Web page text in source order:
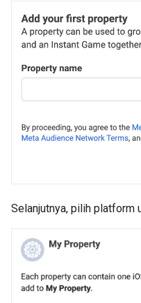
Selanjutnya, pilih platform